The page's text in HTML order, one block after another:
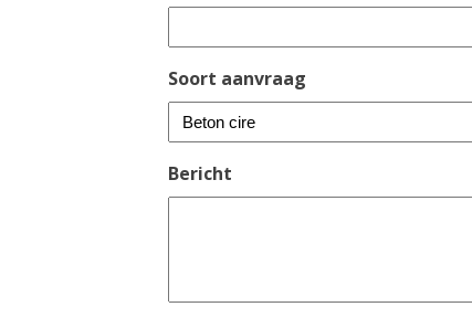
Soort aanvraag
Bericht